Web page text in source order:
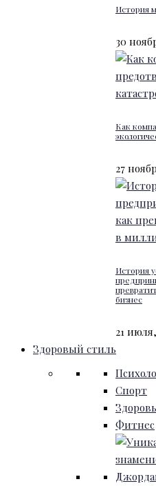
История
30
Как
27
История
бизнес
21
Здоровый стиль
Спорт
Фитнес